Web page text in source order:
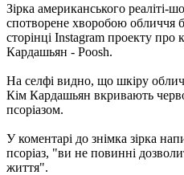
Зірка американського реаліті-
спотворене хворобою обличчя
сторінці Instagram проекту про
Кардашьян - Poosh.
На селфі видно, що шкіру
Кім Кардашьян вкривають
псоріазом.
У коментарі до знімка зірка
псоріаз, "ви не повинні
життя".